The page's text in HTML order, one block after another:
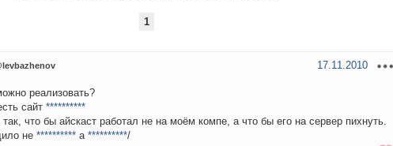
1
17.11.2010
реализовать?
сайт **********
так, что бы айскаст работал не на моём компе, а что бы его на сервер пихнуть.
не ********** а **********/